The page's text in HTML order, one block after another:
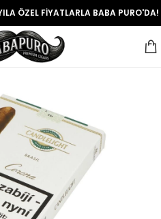
ÖZEL FİYATLARLA BABA PURO'DA!